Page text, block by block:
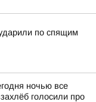
по спящим
ночью все
голосили про